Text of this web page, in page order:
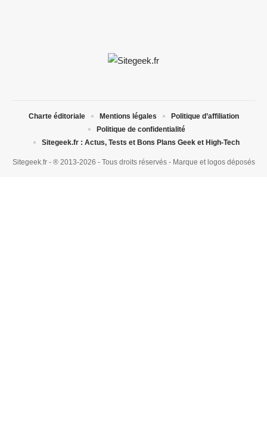
Sitegeek.fr - ® 2013-2026 - Tous droits réservés - Marque et logos déposés
Charte éditoriale Mentions légales
Politique d’affiliation
Politique de confidentialité
Sitegeek.fr : Actus, Tests et Bons Plans Geek et High-Tech